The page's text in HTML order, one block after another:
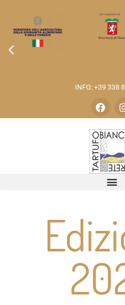
INFO: +39 338